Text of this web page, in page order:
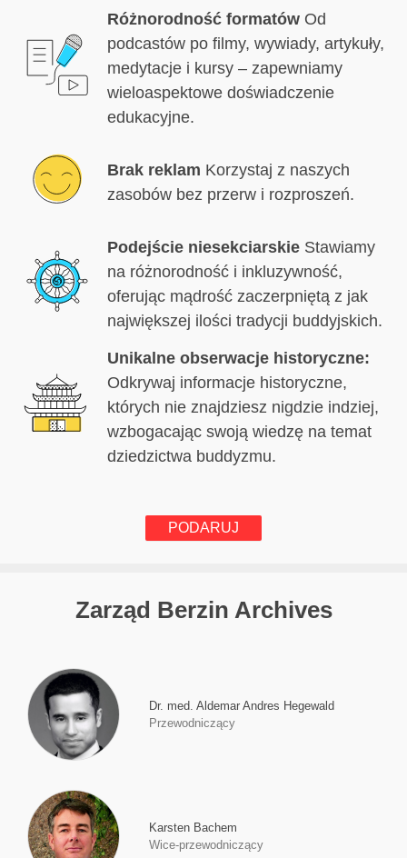
Różnorodność formatówOd
podcastów po filmy, wywiady, artykuły,
medytacje i kursy – zapewniamy
wieloaspektowe doświadczenie
edukacyjne.
Brak reklam Korzystaj z naszych
zasobów bez przerw i rozproszeń.
Podejście niesekciarskieStawiamy
na różnorodność i inkluzywność,
oferując mądrość zaczerpniętą z jak
największej ilości tradycji buddyjskich.
Unikalne obserwacje historyczne:
Odkrywaj informacje historyczne,
których nie znajdziesz nigdzie indziej,
wzbogacając swoją wiedzę na temat
dziedzictwa buddyzmu.
PODARUJ
Zarząd Berzin Archives
Dr. med. Aldemar Andres Hegewald
Przewodniczący
Karsten Bachem
Wice-przewodniczący